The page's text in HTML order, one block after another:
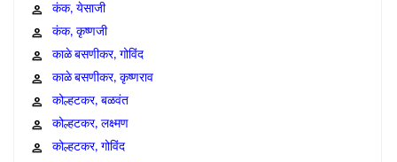
कंक, येसाजी
कंक, कृष्णजी
काळे बसणीकर, गोविंद
काळे बसणीकर, कृष्णराव
कोल्हटकर, बळवंत
कोल्हटकर, लक्ष्मण
कोल्हटकर, गोविंद